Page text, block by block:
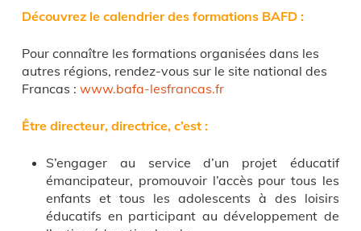
Découvrez le calendrier des formations BAFD :
Pour connaître les formations organisées dans les
autres régions, rendez-vous sur le site national des
Francas : www.bafa-lesfrancas.fr
Être directeur, directrice, c’est :
S’engager au service d’un projet éducatif
émancipateur, promouvoir l’accès pour tous les
enfants et tous les adolescents à des loisirs
éducatifs en participant au développement de